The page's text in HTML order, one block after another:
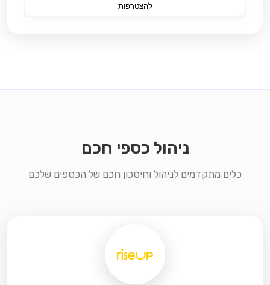
להצטרפות
ניהול כספי חכם
כלים מתקדמים לניהול וחיסכון חכם של הכספים שלכם